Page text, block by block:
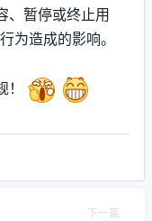
、暂停或终止用
为造成的影响。
！
下一篇